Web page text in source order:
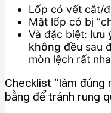
Lốp có vết cắt/
Mặt lốp có bị
Và đặc biệt: lưu
không đều sau
mòn lệch rất
Checklist “làm đúng
bằng để tránh rung